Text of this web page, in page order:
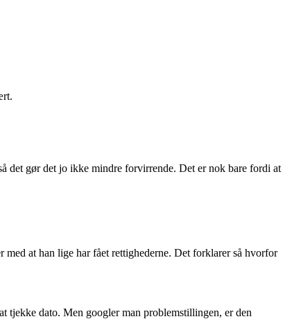
det gør det jo ikke mindre forvirrende. Det er nok bare fordi at
med at han lige har fået rettighederne. Det forklarer så hvorfor
tjekke dato. Men googler man problemstillingen, er den